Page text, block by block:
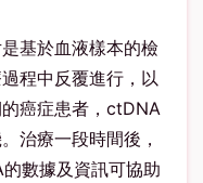
基於血液樣本的檢
程中反覆進行，以
癌症患者，ctDNA
治療一段時間後，
數據及資訊可協助